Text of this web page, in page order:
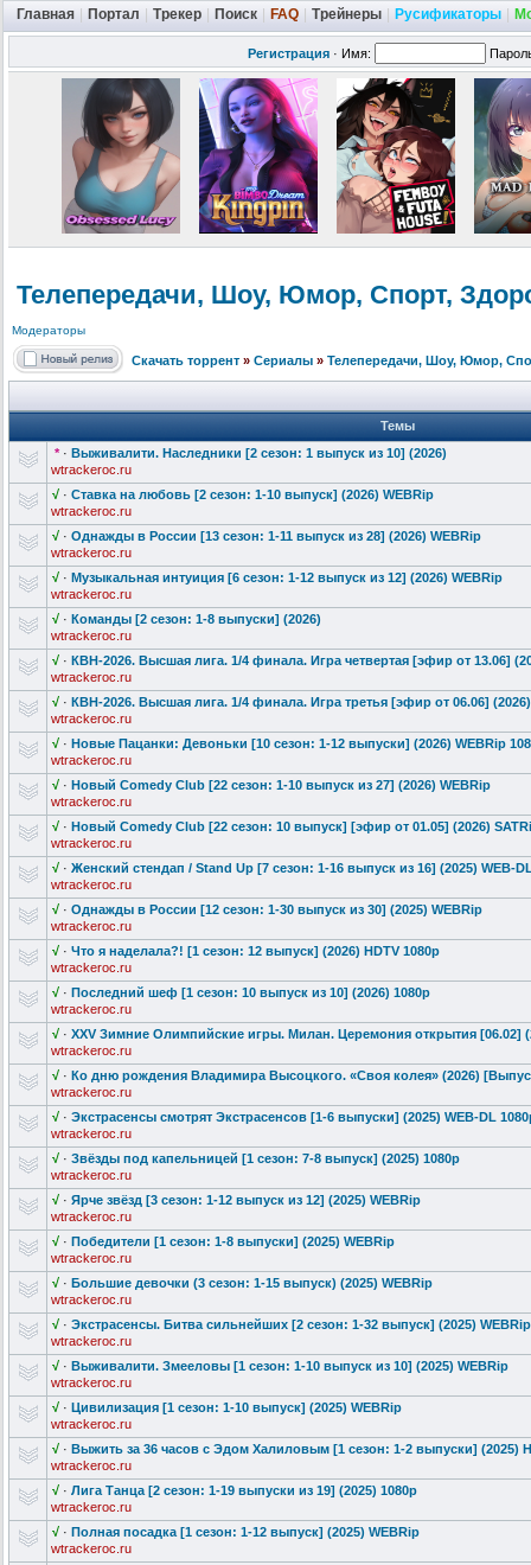
Главная Портал Трекер Поиск FAQ Трейнеры Русификаторы
Регистрация · Имя:
Телепередачи, Шоу, Юмор, Спорт,
Модераторы
Скачать торрент » Сериалы » Телепередачи, Шоу, Юмор,
Темы
* · Выживалити. Наследники [2 сезон: 1 выпуск из 10] (2026)
wtrackeroc.ru
√ · Ставка на любовь [2 сезон: 1-10 выпуск] (2026) WEBRip
wtrackeroc.ru
√ · Однажды в России [13 сезон: 1-11 выпуск из 28] (2026) WEBRip
wtrackeroc.ru
√ · Музыкальная интуиция [6 сезон: 1-12 выпуск из 12] (2026) WEBRip
wtrackeroc.ru
√ · Команды [2 сезон: 1-8 выпуски] (2026)
wtrackeroc.ru
√ · КВН-2026. Высшая лига. 1/4 финала. Игра четвертая [эфир от 13.06]
wtrackeroc.ru
√ · КВН-2026. Высшая лига. 1/4 финала. Игра третья [эфир от 06.06]
wtrackeroc.ru
√ · Новые Пацанки: Девоньки [10 сезон: 1-12 выпуски] (2026) WEBRip
wtrackeroc.ru
√ · Новый Comedy Club [22 сезон: 1-10 выпуск из 27] (2026) WEBRip
wtrackeroc.ru
√ · Новый Comedy Club [22 сезон: 10 выпуск] [эфир от 01.05] (2026)
wtrackeroc.ru
√ · Женский стендап / Stand Up [7 сезон: 1-16 выпуск из 16] (2025) WEB-
wtrackeroc.ru
√ · Однажды в России [12 сезон: 1-30 выпуск из 30] (2025) WEBRip
wtrackeroc.ru
√ · Что я наделала?! [1 сезон: 12 выпуск] (2026) HDTV 1080р
wtrackeroc.ru
√ · Последний шеф [1 сезон: 10 выпуск из 10] (2026) 1080р
wtrackeroc.ru
√ · XXV Зимние Олимпийские игры. Милан. Церемония открытия [06.02]
wtrackeroc.ru
√ · Ко дню рождения Владимира Высоцкого. «Своя колея» (2026)
wtrackeroc.ru
√ · Экстрасенсы смотрят Экстрасенсов [1-6 выпуски] (2025) WEB-DL
wtrackeroc.ru
√ · Звёзды под капельницей [1 сезон: 7-8 выпуск] (2025) 1080р
wtrackeroc.ru
√ · Ярче звёзд [3 сезон: 1-12 выпуск из 12] (2025) WEBRip
wtrackeroc.ru
√ · Победители [1 сезон: 1-8 выпуски] (2025) WEBRip
wtrackeroc.ru
√ · Большие девочки (3 сезон: 1-15 выпуск) (2025) WEBRip
wtrackeroc.ru
√ · Экстрасенсы. Битва сильнейших [2 сезон: 1-32 выпуск] (2025) WEBRip
wtrackeroc.ru
√ · Выживалити. Змееловы [1 сезон: 1-10 выпуск из 10] (2025) WEBRip
wtrackeroc.ru
√ · Цивилизация [1 сезон: 1-10 выпуск] (2025) WEBRip
wtrackeroc.ru
√ · Выжить за 36 часов с Эдом Халиловым [1 сезон: 1-2 выпуски] (2025)
wtrackeroc.ru
√ · Лига Танца [2 сезон: 1-19 выпуски из 19] (2025) 1080p
wtrackeroc.ru
√ · Полная посадка [1 сезон: 1-12 выпуск] (2025) WEBRip
wtrackeroc.ru